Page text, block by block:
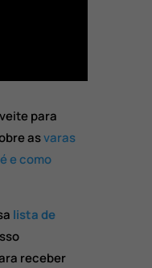
para
asvaras
e como
lista de
receber